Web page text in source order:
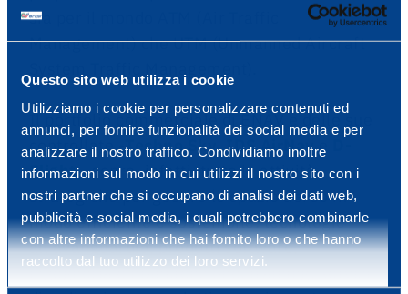
Questo sito web utilizza i cookie
Utilizziamo i cookie per personalizzare contenuti ed
annunci, per fornire funzionalità dei social media e per
analizzare il nostro traffico. Condividiamo inoltre
informazioni sul modo in cui utilizzi il nostro sito con i
nostri partner che si occupano di analisi dei dati web,
pubblicità e social media, i quali potrebbero combinarle
con altre informazioni che hai fornito loro o che hanno
raccolto dal tuo utilizzo dei loro servizi.
sia per il mondo ATM (Air Traffic
Management) che UTM(Unmanned Aircraft
Il portfolio commerciale di ENAV e delle sue
controllate -Techno Sky, IDS AirNav e
Flight- copre, infatti, tutte le attività
strategiche per gestire lo spazio aereo in
modo efficiente e sostenibile: tecnologie
all’avanguardia, prodotti software,
ingegneria e manutenzione, training, servizi